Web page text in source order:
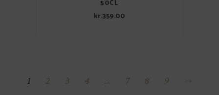
50CL
kr.359.00
1 2 3 4 … 7 8 9